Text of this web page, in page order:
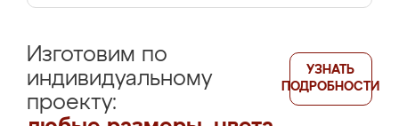
Изготовим по
индивидуальному
проекту:
УЗНАТЬ
ПОДРОБНОСТИ